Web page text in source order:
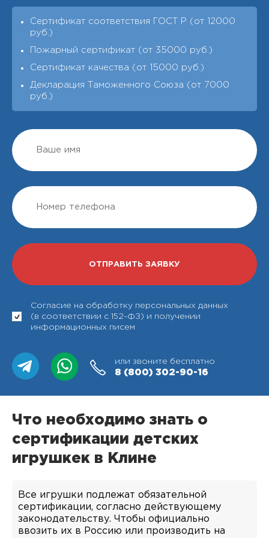
Сертификат соответствия ГОСТ Р (от 12000
руб.)
Пожарный сертификат (от 35000 руб.)
Сертификат качества (от 15000 руб.)
Декларация Таможенного Союза (от 7000
руб.)
Согласие на обработку персональных данных
(в соответствии с 152-ФЗ) и получении
информационных писем
или звоните бесплатно
8 (800) 302-90-16
Что необходимо знать о
сертификации детских
игрушкек в Клине
Все игрушки подлежат обязательной
сертификации, согласно действующему
законодательству. Чтобы официально
ввозить их в Россию или производить на